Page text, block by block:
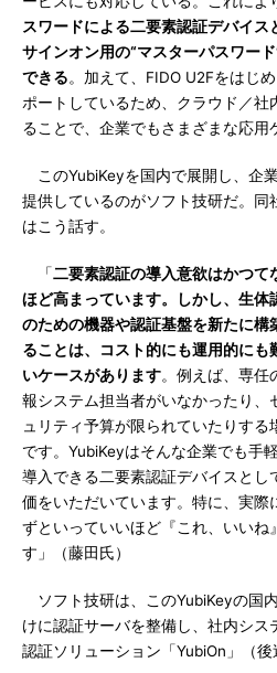
スワードによる二要素認証デバイ
サインオン用の“マスターパスワー
できる。加えて、FIDO U2Fをはじ
ポートしているため、クラウド／
ることで、企業でもさまざまな応用
このYubiKeyを国内で展開し、企
提供しているのがソフト技研だ。同
はこう話す。
「二要素認証の導入意欲はかつて
ほど高まっています。しかし、生体
のための機器や認証基盤を新たに構
ることは、コスト的にも運用的にも
いケースがあります。例えば、専任
報システム担当者がいなかったり、
ュリティ予算が限られていたりする
です。YubiKeyはそんな企業でも手
導入できる二要素認証デバイスとし
価をいただいています。特に、実際
ずといっていいほど『これ、いいね
す」（藤田氏）
ソフト技研は、このYubiKeyの国
けに認証サーバを整備し、社内シス
認証ソリューション「YubiOn」（後